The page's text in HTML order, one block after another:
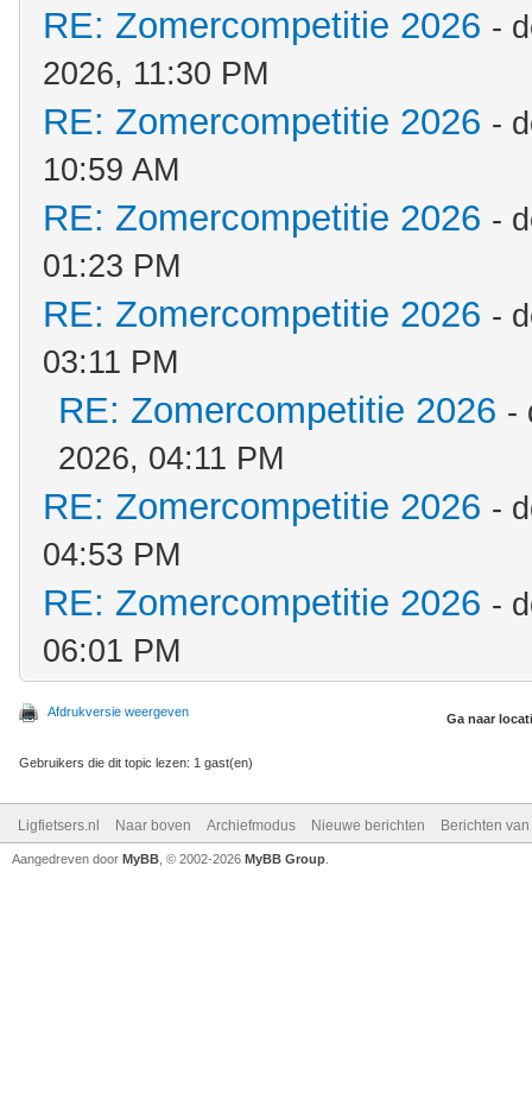
RE: Zomercompetitie 2026 -
2026, 11:30 PM
RE: Zomercompetitie 2026 -
10:59 AM
RE: Zomercompetitie 2026 -
01:23 PM
RE: Zomercompetitie 2026 -
03:11 PM
RE: Zomercompetitie 2026 -
2026, 04:11 PM
RE: Zomercompetitie 2026 -
04:53 PM
RE: Zomercompetitie 2026 -
06:01 PM
Afdrukversie weergeven Ga naar
Gebruikers die dit topic lezen: 1 gast(en)
Ligfietsers.nl Naar boven Archiefmodus Nieuwe berichten Berichten
Aangedreven door MyBB , © 2002-2026 MyBB Group